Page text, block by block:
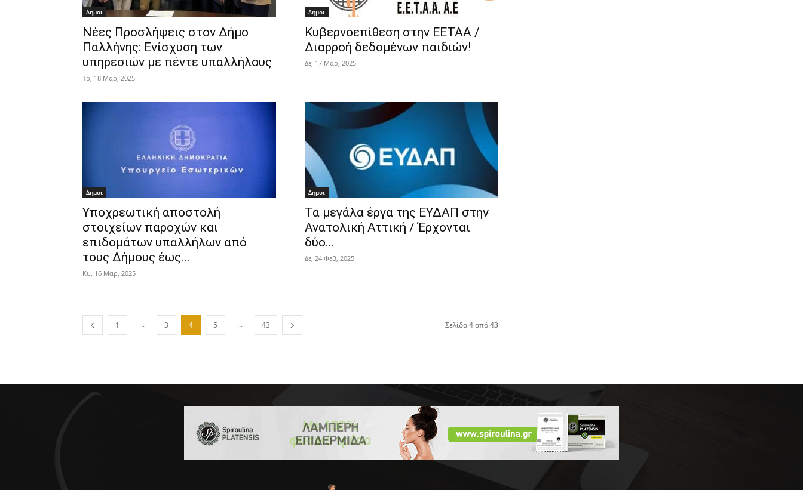
Δημοι
Νέες Προσλήψεις στον Δήμο
Παλλήνης: Ενίσχυση των
υπηρεσιών με πέντε υπαλλήλους
Τρ, 18 Μαρ, 2025
Δημοι
Κυβερνοεπίθεση στην ΕΕΤΑΑ /
Διαρροή δεδομένων παιδιών!
Δε, 17 Μαρ, 2025
Δημοι
Υποχρεωτική αποστολή
στοιχείων παροχών και
επιδομάτων υπαλλήλων από
τους Δήμους έως...
Κυ, 16 Μαρ, 2025
Δημοι
Τα μεγάλα έργα της ΕΥΔΑΠ στην
Ανατολική Αττική / Έρχονται
δύο...
Δε, 24 Φεβ, 2025
1 ... 3 4 5 ... 43 Σελίδα 4 από 43